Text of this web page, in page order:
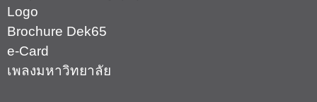
Logo
Brochure Dek65
e-Card
เพลงมหาวิทยาลัย